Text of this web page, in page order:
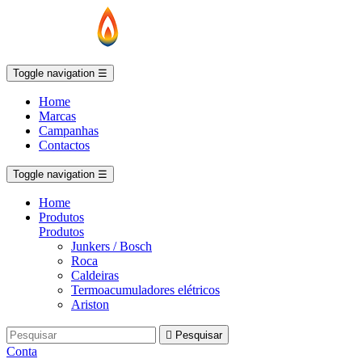
Toggle navigation ☰
Home
Marcas
Campanhas
Contactos
Toggle navigation ☰
Home
Produtos
Produtos
Junkers / Bosch
Roca
Caldeiras
Termoacumuladores elétricos
Ariston
 Pesquisar
Conta